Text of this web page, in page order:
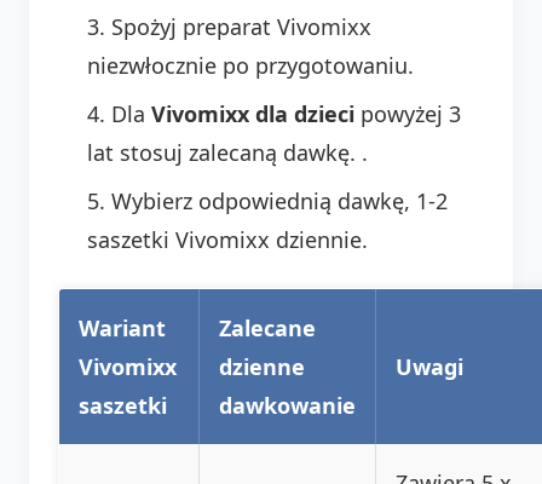
Spożyj preparat Vivomixx
niezwłocznie po przygotowaniu.
Dla Vivomixx dla dzieci powyżej 3
lat stosuj zalecaną dawkę. .
Wybierz odpowiednią dawkę, 1-2
saszetki Vivomixx dziennie.
Wariant
Vivomixx
saszetki
Zalecane
dzienne
dawkowanie
Uwagi